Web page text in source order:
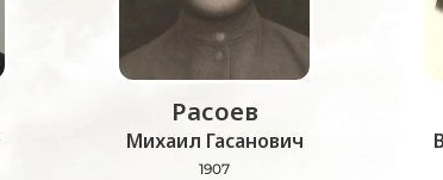
Расоев
Михаил Гасанович
1907